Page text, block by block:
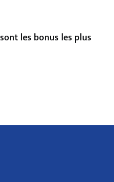
les bonus les plus